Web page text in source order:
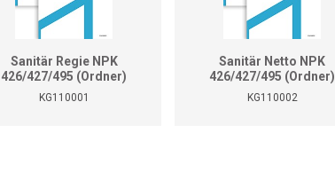
Sanitär Regie NPK
426/427/495 (Ordner)
KG110001
Sanitär Netto NPK
426/427/495 (Ordner)
KG110002